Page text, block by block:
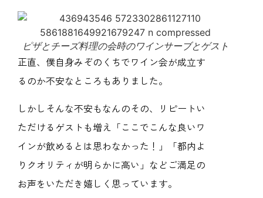
ピザとチーズ料理の会時のワインサーブとゲスト
正直、僕自身みぞのくちでワイン会が成立す
るのか不安なところもありました。
しかしそんな不安もなんのその、
リピートい
ただけるゲストも増え「ここでこんな良いワ
インが飲めるとは思わなかった！」「都内よ
りクオリティが明らかに高い」などご満足の
お声をいただき嬉しく思っています。